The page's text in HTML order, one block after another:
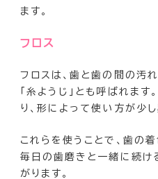
ます。
フロス
フロスは、歯と歯の間の汚
「糸ようじ」とも呼ばれま
り、形によって使い方が少し
これらを使うことで、歯の
毎日の歯磨きと一緒に続け
がります。